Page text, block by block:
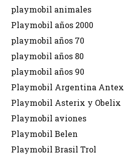
playmobil animales
Playmobil años 2000
playmobil años 70
playmobil años 80
playmobil años 90
Playmobil Argentina Antex
Playmobil Asterix y Obelix
Playmobil aviones
Playmobil Belen
Playmobil Brasil Trol